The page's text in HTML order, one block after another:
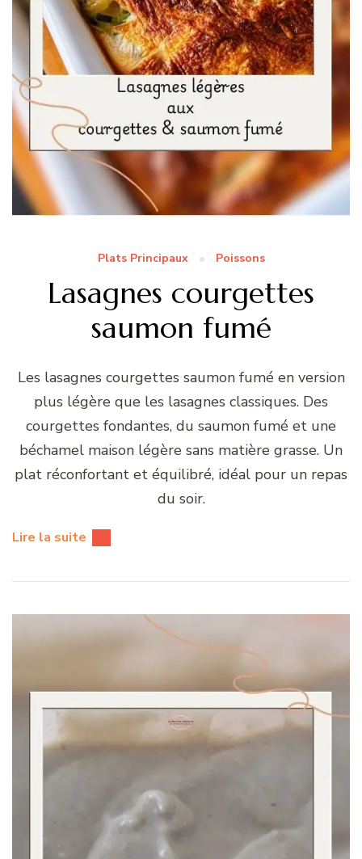
Plats Principaux Poissons
Lasagnes courgettes
saumon fumé
Les lasagnes courgettes saumon fumé en version
plus légère que les lasagnes classiques. Des
courgettes fondantes, du saumon fumé et une
béchamel maison légère sans matière grasse. Un
plat réconfortant et équilibré, idéal pour un repas
du soir.
Lire la suite